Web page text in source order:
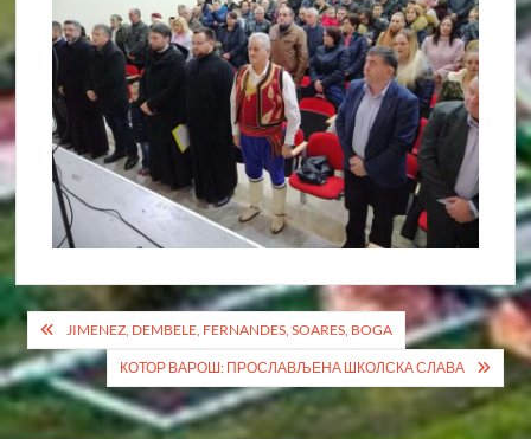
Кретање
чланка
JIMENEZ, DEMBELE, FERNANDES, SOARES, BOGA
КОТОР ВАРОШ: ПРОСЛАВЉЕНА ШКОЛСКА СЛАВА